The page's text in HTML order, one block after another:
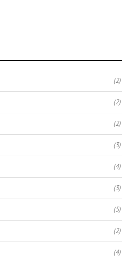
(2)
(2)
(2)
(3)
(4)
(3)
(5)
(2)
(4)